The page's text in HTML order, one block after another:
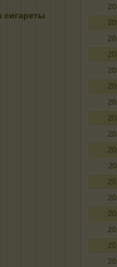
сигареты